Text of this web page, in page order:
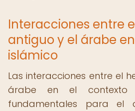
Interacciones entre
antiguo y el árabe
islámico
Las interacciones entre el
árabe en el contexto
fundamentales para el